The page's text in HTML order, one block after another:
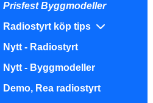
Prisfest Byggmodeller
Radiostyrt köp tips
Nytt - Radiostyrt
Nytt - Byggmodeller
Demo, Rea radiostyrt